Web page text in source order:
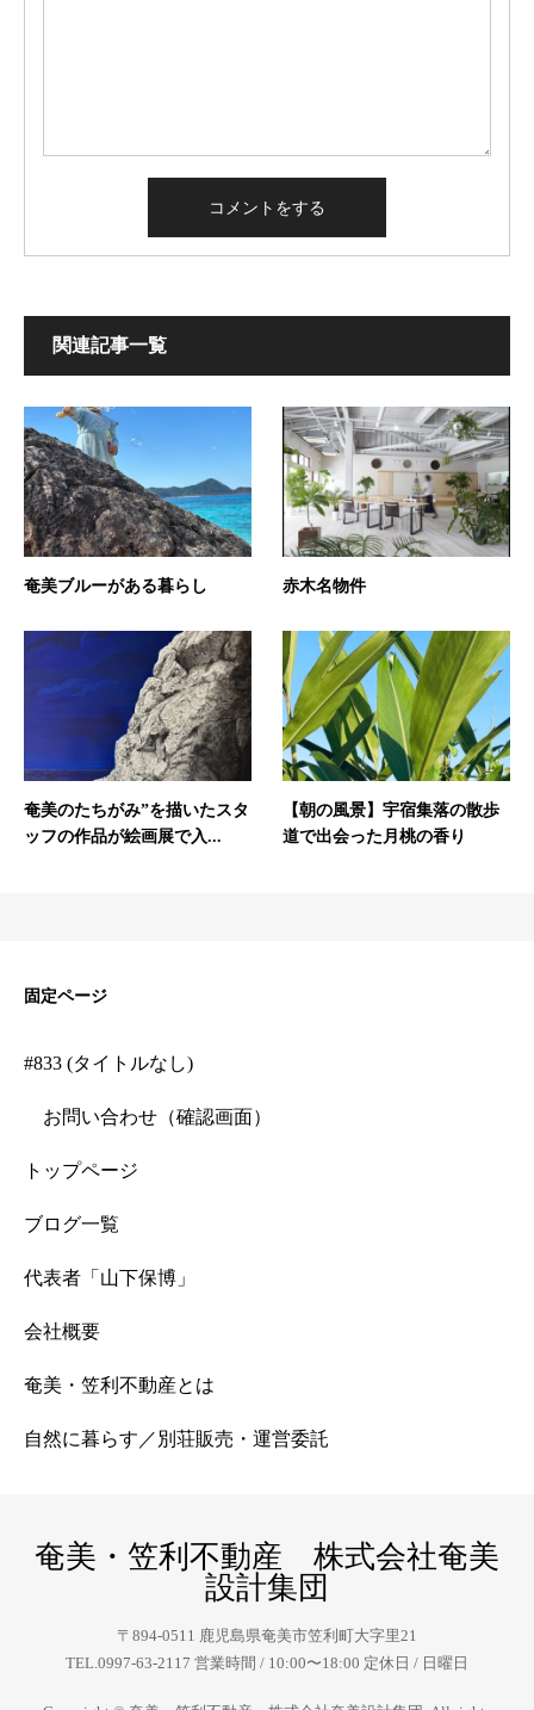
関連記事一覧
奄美ブルーがある暮らし 赤木名物件
奄美のたちがみ”を描いたスタ
ッフの作品が絵画展で入...
【朝の風景】宇宿集落の散歩
道で出会った月桃の香り
固定ページ
#833 (タイトルなし)
お問い合わせ（確認画面）
トップページ
ブログ一覧
代表者「山下保博」
会社概要
奄美・笠利不動産とは
自然に暮らす／別荘販売・運営委託
奄美・笠利不動産 株式会社奄美
設計集団
〒894-0511 鹿児島県奄美市笠利町大字里21
TEL.0997-63-2117 営業時間 / 10:00〜18:00 定休日 / 日曜日